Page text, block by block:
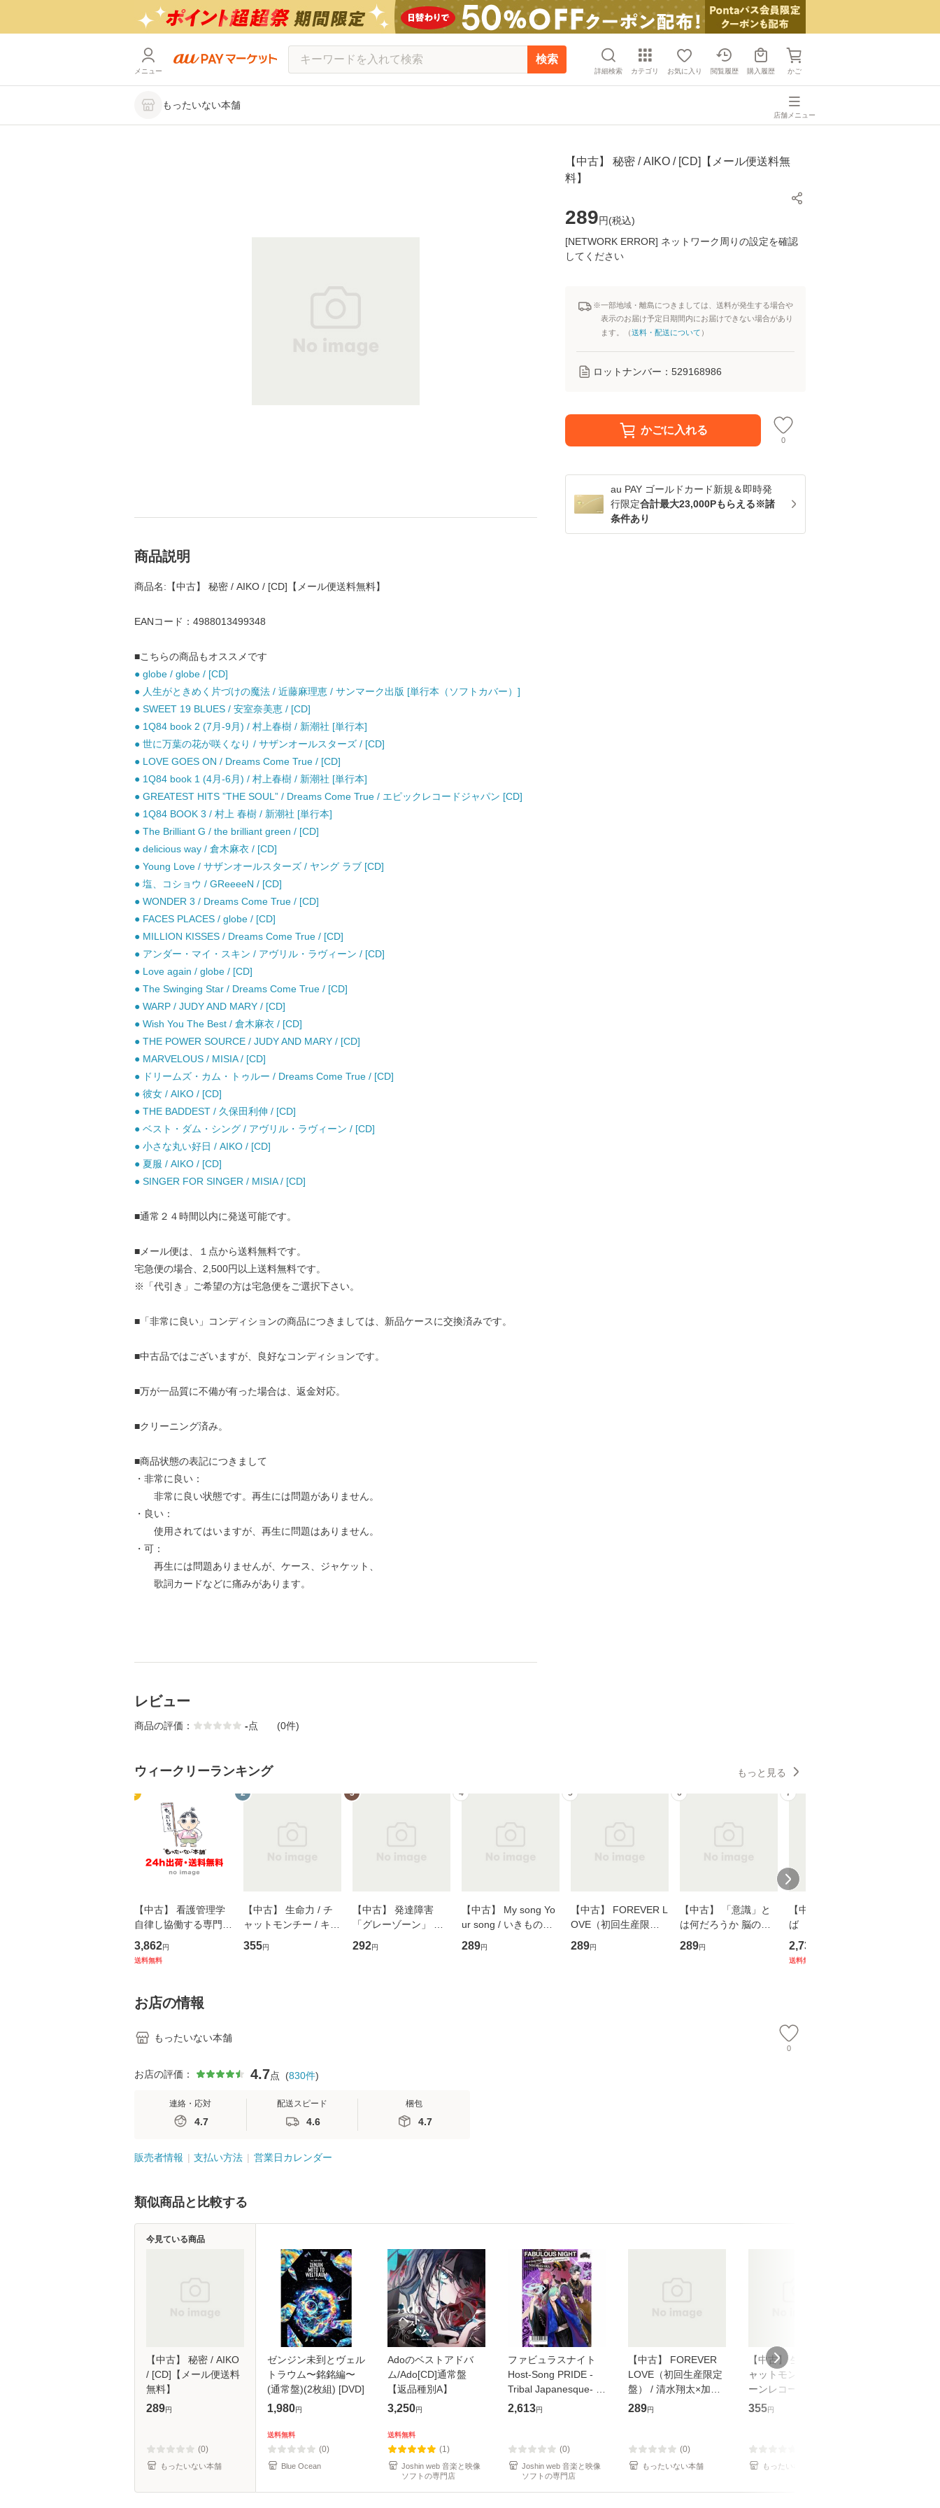
メニュー
検索
詳細検索 カテゴリ お気に入り 閲覧履歴 購入履歴 かご
もったいない本舗
店舗メニュー
【中古】 秘密 / AIKO / [CD]【メール便送料無
料】
289円(税込)
[NETWORK ERROR] ネットワーク周りの設定を確認
してください
※一部地域・離島につきましては、送料が発生する場合や
表示のお届け予定日期間内にお届けできない場合があり
ます。（送料・配送について ）
ロットナンバー： 529168986
かごに入れる
0
au PAY ゴールドカード新規＆即時発
行限定合計最大23,000Pもらえる※諸
条件あり
商品説明
商品名:【中古】 秘密 / AIKO / [CD]【メール便送料無料】
EANコード：4988013499348
■こちらの商品もオススメです
● globe / globe / [CD]
● 人生がときめく片づけの魔法 / 近藤麻理恵 / サンマーク出版 [単行本（ソフトカバー）]
● SWEET 19 BLUES / 安室奈美恵 / [CD]
● 1Q84 book 2 (7月-9月) / 村上春樹 / 新潮社 [単行本]
● 世に万葉の花が咲くなり / サザンオールスターズ / [CD]
● LOVE GOES ON / Dreams Come True / [CD]
● 1Q84 book 1 (4月-6月) / 村上春樹 / 新潮社 [単行本]
● GREATEST HITS ”THE SOUL” / Dreams Come True / エピックレコードジャパン [CD]
● 1Q84 BOOK 3 / 村上 春樹 / 新潮社 [単行本]
● The Brilliant G / the brilliant green / [CD]
● delicious way / 倉木麻衣 / [CD]
● Young Love / サザンオールスターズ / ヤング ラブ [CD]
● 塩、コショウ / GReeeeN / [CD]
● WONDER 3 / Dreams Come True / [CD]
● FACES PLACES / globe / [CD]
● MILLION KISSES / Dreams Come True / [CD]
● アンダー・マイ・スキン / アヴリル・ラヴィーン / [CD]
● Love again / globe / [CD]
● The Swinging Star / Dreams Come True / [CD]
● WARP / JUDY AND MARY / [CD]
● Wish You The Best / 倉木麻衣 / [CD]
● THE POWER SOURCE / JUDY AND MARY / [CD]
● MARVELOUS / MISIA / [CD]
● ドリームズ・カム・トゥルー / Dreams Come True / [CD]
● 彼女 / AIKO / [CD]
● THE BADDEST / 久保田利伸 / [CD]
● ベスト・ダム・シング / アヴリル・ラヴィーン / [CD]
● 小さな丸い好日 / AIKO / [CD]
● 夏服 / AIKO / [CD]
● SINGER FOR SINGER / MISIA / [CD]
■通常２４時間以内に発送可能です。
■メール便は、１点から送料無料です。
宅急便の場合、2,500円以上送料無料です。
※「代引き」ご希望の方は宅急便をご選択下さい。
■「非常に良い」コンディションの商品につきましては、新品ケースに交換済みです。
■中古品ではございますが、良好なコンディションです。
■万が一品質に不備が有った場合は、返金対応。
■クリーニング済み。
■商品状態の表記につきまして
・非常に良い：
非常に良い状態です。再生には問題がありません。
・良い：
使用されてはいますが、再生に問題はありません。
・可：
再生には問題ありませんが、ケース、ジャケット、
歌詞カードなどに痛みがあります。
レビュー
商品の評価： -点 (0件)
ウィークリーランキング もっと見る
1
【中古】 看護管理学
自律し協働する専門職
の看護マネジメントス
キル 改訂第3版 (看護
堂 [単行
3,862円
送料無料
2
【中古】 生命力 / チ
ャットモンチー / キュ
ーンレコード [CD]
【メール便送料無料】
355円
3
【中古】 発達障害
「グレーゾーン」 そ
の正しい理解と克服法
(SB新書 572) / 岡田尊
292円
4
【中古】 My song Yo
ur song / いきものが
かり / [CD]【メール便
送料無料】
289円
5
【中古】 FOREVER L
OVE（初回生産限定
盤） / 清水翔太×加藤
ミリヤ / [CD]【メール
289円
6
【中古】 「意識」と
は何だろうか 脳の来
歴、知覚の錯誤 （講
談社現代新書） / 下条
289円
7
【中古】 耳をすませ
ば 〈2枚組〉 [DVD] /
ブエナ・ビスタ・ホー
ム・エンターテイメン
2,735
送料無料
お店の情報
もったいない本舗
0
お店の評価： 4.7点 (830件)
連絡・応対
4.7
配送スピード
4.6
梱包
4.7
販売者情報 支払い方法 営業日カレンダー
類似商品と比較する
【中古】 秘密 / AIKO
/ [CD]【メール便送料
無料】
289円
(0)
もったいない本舗
今見ている商品
ゼンジン未到とヴェル
トラウム〜銘銘編〜
(通常盤)(2枚組) [DVD]
1,980円
送料無料
(0)
Blue Ocean
Adoのベストアドバ
ム/Ado[CD]通常盤
【返品種別A】
3,250円
送料無料
(1)
Joshin web 音楽と映像
ソフトの専門店
ファビュラスナイト
Host-Song PRIDE -
Tribal Japanesque- ネ
オバサラ/皇麗夢(豊永
2,613円
(0)
Joshin web 音楽と映像
ソフトの専門店
【中古】 FOREVER
LOVE（初回生産限定
盤） / 清水翔太×加藤
ミリヤ / [CD]【メール
289円
(0)
もったいない本舗
【中古】 生命力 / チ
ャットモンチー / キュ
ーンレコード [CD]
【メール便送料無料】
355円
もったいない本舗